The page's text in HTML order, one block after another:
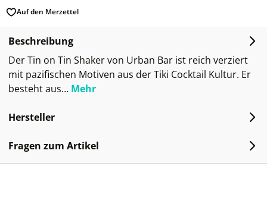
Auf den Merzettel
Beschreibung
Der Tin on Tin Shaker von Urban Bar ist reich verziert
mit pazifischen Motiven aus der Tiki Cocktail Kultur. Er
besteht aus… Mehr
Hersteller
Fragen zum Artikel